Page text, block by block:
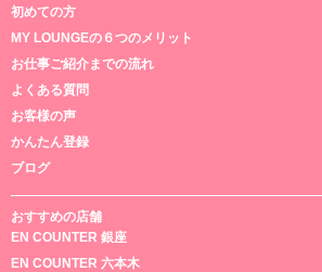
初めての方
MY LOUNGEの６つのメリット
お仕事ご紹介までの流れ
よくある質問
お客様の声
かんたん登録
ブログ
おすすめの店舗
EN COUNTER 銀座
EN COUNTER 六本木